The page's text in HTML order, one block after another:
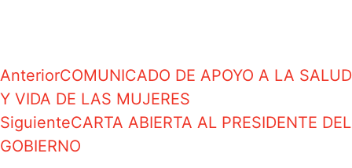
AnteriorCOMUNICADO DE APOYO A LA SALUD
Y VIDA DE LAS MUJERES
SiguienteCARTA ABIERTA AL PRESIDENTE DEL
GOBIERNO